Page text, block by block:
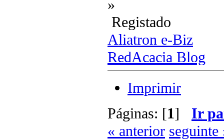
»
Registado
Aliatron e-Biz
RedAcacia Blog
Imprimir
Páginas: [1] Ir
« anterior seguinte